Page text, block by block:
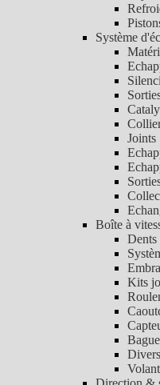
Système
Joints
Boîte à
Dents
Kits
Divers